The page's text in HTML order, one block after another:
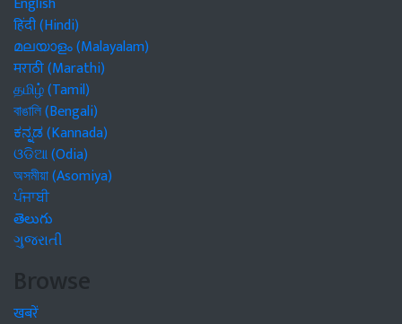
हिंदी (Hindi)
മലയാളം (Malayalam)
मराठी (Marathi)
தமிழ் (Tamil)
বাঙালি (Bengali)
ಕನ್ನಡ (Kannada)
ଓଡିଆ (Odia)
অসমীয়া (Asomiya)
ਪੰਜਾਬੀ
తెలుగు
ગુજરાતી
Browse
खबरें